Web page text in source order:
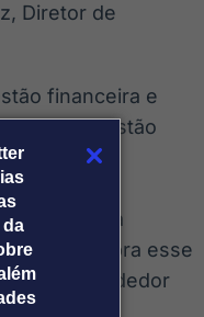
Diretor de
financeira e
70% estão
o
de que a
convidou pra esse
empreendedor